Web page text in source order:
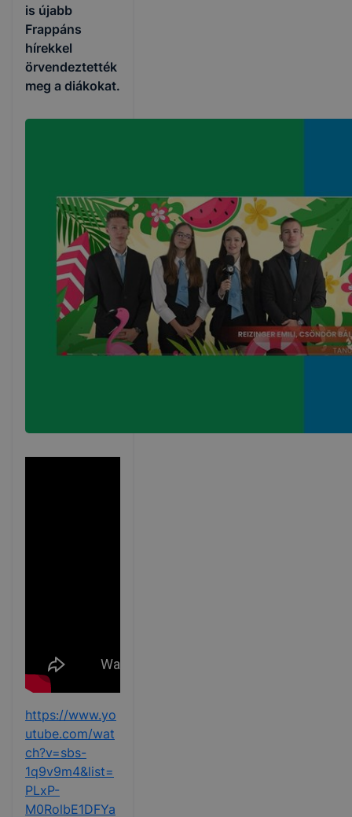
is újabb
Frappáns
hírekkel
örvendeztették
meg a diákokat.
https://www.yo
utube.com/wat
ch?v=sbs-
1q9v9m4&list=
PLxP-
M0RolbE1DFYa